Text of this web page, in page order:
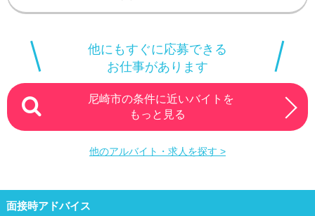
他にもすぐに応募できる
お仕事があります
尼崎市の条件に近いバイトを
もっと見る
他のアルバイト・求人を探す >
面接時アドバイス